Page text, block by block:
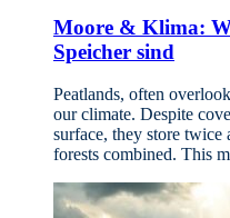
Moore & Klima:
Speicher sind
Peatlands, often
our climate. Despite
surface, they store twice
forests combined. This